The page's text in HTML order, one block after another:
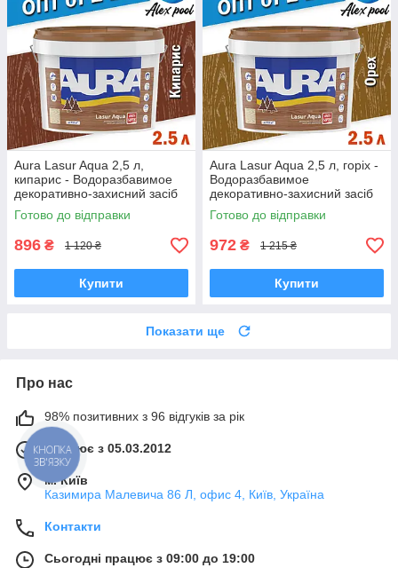
Aura Lasur Aqua 2,5 л,
кипарис - Водоразбавимое
декоративно-захисний засіб
для дерев'яних поверхонь
Готово до відправки
896 ₴ 1 120 ₴
Купити
Aura Lasur Aqua 2,5 л, горіх -
Водоразбавимое
декоративно-захисний засіб
для дерев'яних поверхонь
Готово до відправки
972 ₴ 1 215 ₴
Купити
Показати ще
Про нас
98% позитивних з 96 відгуків за рік
Працює з 05.03.2012
м. Київ
Казимира Малевича 86 Л, офис 4, Київ, Україна
Контакти
Сьогодні працює з 09:00 до 19:00
КНОПКА
ЗВ'ЯЗКУ